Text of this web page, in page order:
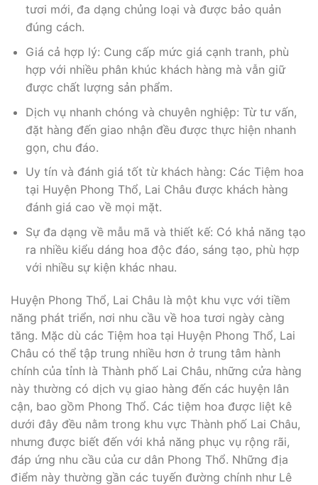
tươi mới, đa dạng chủng loại và được bảo quản
đúng cách.
Giá cả hợp lý: Cung cấp mức giá cạnh tranh, phù
hợp với nhiều phân khúc khách hàng mà vẫn giữ
được chất lượng sản phẩm.
Dịch vụ nhanh chóng và chuyên nghiệp: Từ tư vấn,
đặt hàng đến giao nhận đều được thực hiện nhanh
gọn, chu đáo.
Uy tín và đánh giá tốt từ khách hàng: Các Tiệm hoa
tại Huyện Phong Thổ, Lai Châu được khách hàng
đánh giá cao về mọi mặt.
Sự đa dạng về mẫu mã và thiết kế: Có khả năng tạo
ra nhiều kiểu dáng hoa độc đáo, sáng tạo, phù hợp
với nhiều sự kiện khác nhau.
Huyện Phong Thổ, Lai Châu là một khu vực với tiềm
năng phát triển, nơi nhu cầu về hoa tươi ngày càng
tăng. Mặc dù các Tiệm hoa tại Huyện Phong Thổ, Lai
Châu có thể tập trung nhiều hơn ở trung tâm hành
chính của tỉnh là Thành phố Lai Châu, những cửa hàng
này thường có dịch vụ giao hàng đến các huyện lân
cận, bao gồm Phong Thổ. Các tiệm hoa được liệt kê
dưới đây đều nằm trong khu vực Thành phố Lai Châu,
nhưng được biết đến với khả năng phục vụ rộng rãi,
đáp ứng nhu cầu của cư dân Phong Thổ. Những địa
điểm này thường gần các tuyến đường chính như Lê